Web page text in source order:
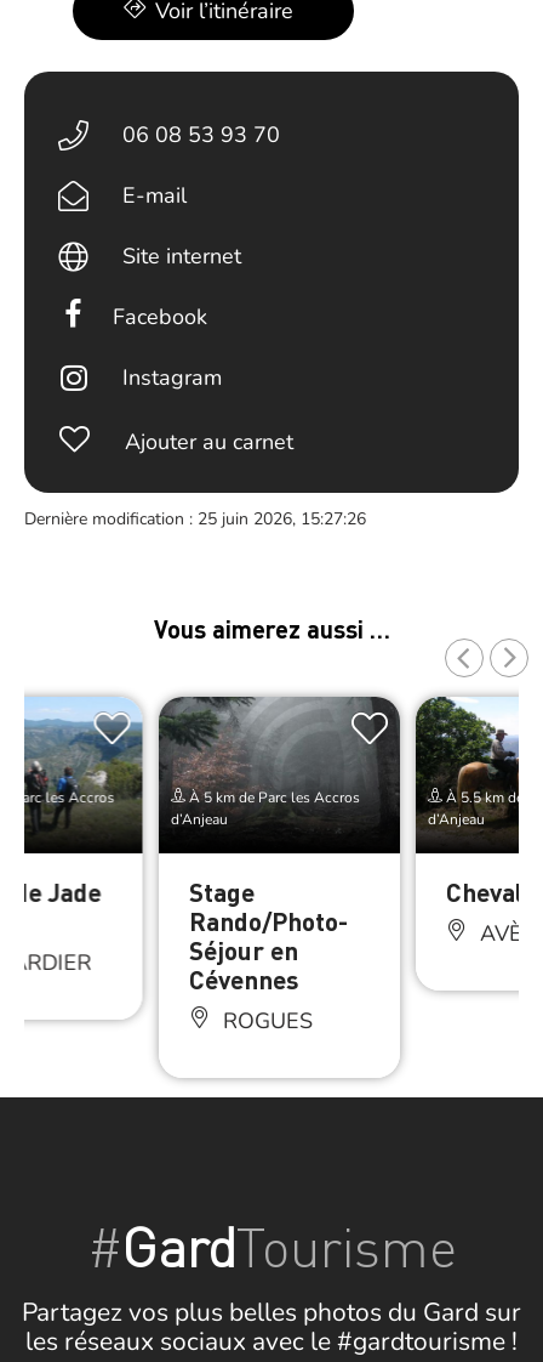
Voir l’itinéraire
06 08 53 93 70
E-mail
Site internet
Facebook
Instagram
Ajouter au carnet
Dernière modification : 25 juin 2026, 15:27:26
Vous aimerez aussi …
Parc les Accros
de Jade
À 5 km de Parc les Accros
d’Anjeau
Stage
Rando/Photo-
Séjour en
Cévennes
ROGUES
À 5.5 km de
d’Anjeau
Cheval
#GardTourisme
Partagez vos plus belles photos du Gard sur
les réseaux sociaux avec le #gardtourisme !